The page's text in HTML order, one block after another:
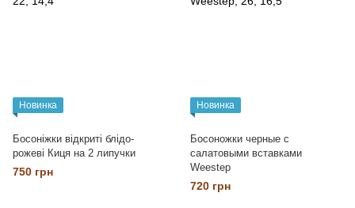
Новинка
Босоніжки відкриті блідо-
рожеві Киця на 2 липучки
750 грн
Новинка
Босоножки черные с
салатовыми вставками
Weestep
720 грн